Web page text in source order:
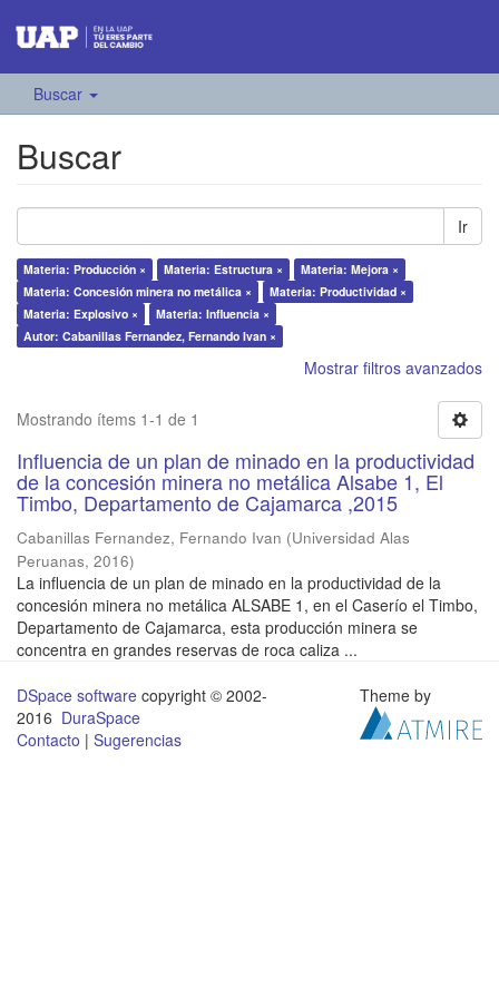
Buscar
Buscar
Ir
Materia: Producción × Materia: Estructura ×
Materia: Mejora ×
Materia: Concesión minera no metálica ×
Materia: Productividad ×
Materia: Explosivo ×
Materia: Influencia ×
Autor: Cabanillas Fernandez, Fernando Ivan ×
Mostrar filtros avanzados
Mostrando ítems 1-1 de 1
Influencia de un plan de minado en la productividad
de la concesión minera no metálica Alsabe 1, El
Timbo, Departamento de Cajamarca ,2015
Cabanillas Fernandez, Fernando Ivan (Universidad Alas
Peruanas, 2016)
La influencia de un plan de minado en la productividad de la
concesión minera no metálica ALSABE 1, en el Caserío el Timbo,
Departamento de Cajamarca, esta producción minera se
concentra en grandes reservas de roca caliza ...
DSpace software copyright © 2002-
2016 DuraSpace
Contacto | Sugerencias
Theme by